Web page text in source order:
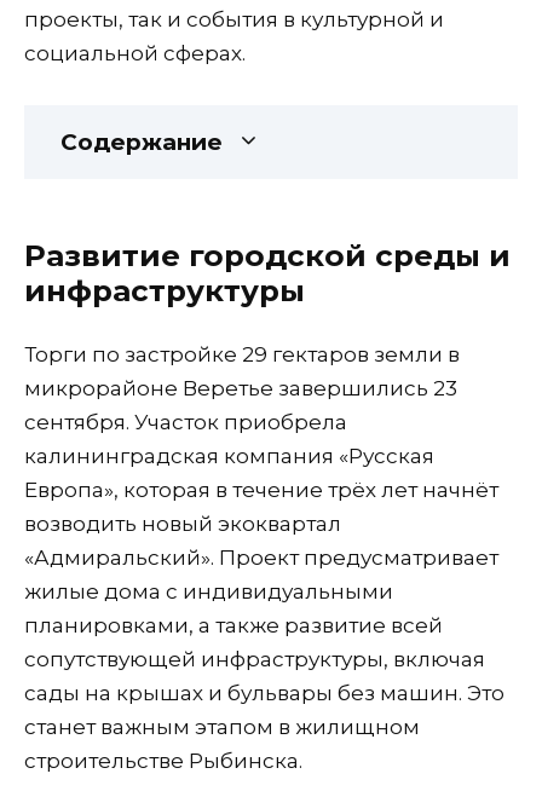
проекты, так и события в культурной и
социальной сферах.
Содержание
Развитие городской среды и
инфраструктуры
Торги по застройке 29 гектаров земли в
микрорайоне Веретье завершились 23
сентября. Участок приобрела
калининградская компания «Русская
Европа», которая в течение трёх лет начнёт
возводить новый экоквартал
«Адмиральский». Проект предусматривает
жилые дома с индивидуальными
планировками, а также развитие всей
сопутствующей инфраструктуры, включая
сады на крышах и бульвары без машин. Это
станет важным этапом в жилищном
строительстве Рыбинска.